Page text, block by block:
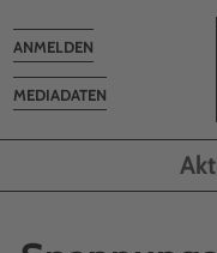
MEDIADATEN
Toggle
navigation
ANMELDEN